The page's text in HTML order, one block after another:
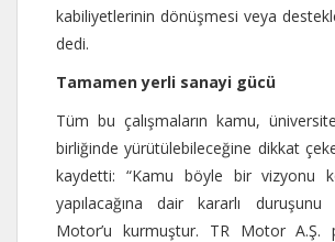
kabiliyetlerinin dönüşmesi veya
dedi.
Tamamen yerli sanayi gücü
Tüm bu çalışmaların kamu,
birliğinde yürütülebileceğine dikkat
kaydetti: “Kamu böyle bir vizyonu
yapılacağına dair kararlı
Motor’u kurmuştur. TR Motor A.Ş.